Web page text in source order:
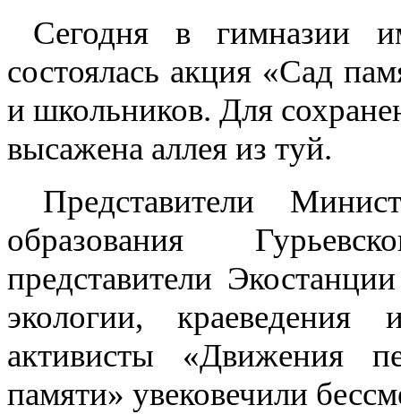
Сегодня в гимназии
состоялась акция «Сад
и школьников. Для
высажена аллея из туй.
Представители
образования
представители
экологии, краеведения
активисты «Движения
памяти» увековечили